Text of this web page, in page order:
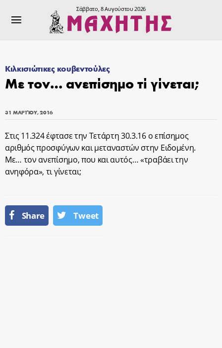
Σάββατο, 8 Αυγούστου 2026
Κιλκισιώτικες κουβεντούλες
Με τον… ανεπίσημο τί γίνεται;
31 ΜΑΡΤΊΟΥ, 2016
Στις 11.324 έφτασε την Τετάρτη 30.3.16 ο επίσημος
αριθμός προσφύγων και μεταναστών στην Ειδομένη.
Με… τον ανεπίσημο, που και αυτός… «τραβάει την
ανηφόρα», τι γίνεται;
Share Tweet